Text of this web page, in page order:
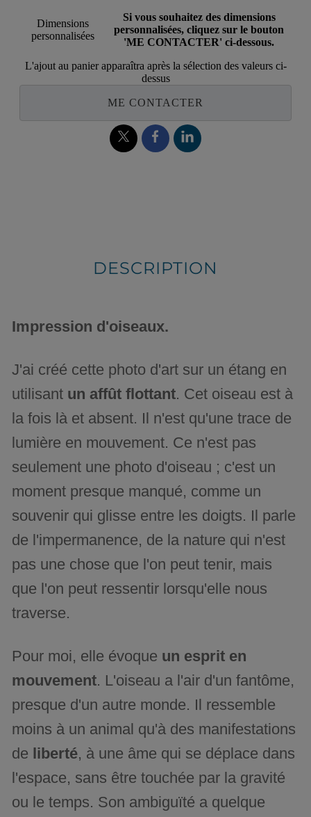
Dimensions
personnalisées
Si vous souhaitez des dimensions
personnalisées, cliquez sur le bouton
'ME CONTACTER' ci-dessous.
L'ajout au panier apparaîtra après la sélection des valeurs ci-
dessus
ME CONTACTER
DESCRIPTION
Impression d'oiseaux.
J'ai créé cette photo d'art sur un étang en
utilisant un affût flottant. Cet oiseau est à
la fois là et absent. Il n'est qu'une trace de
lumière en mouvement. Ce n'est pas
seulement une photo d'oiseau ; c'est un
moment presque manqué, comme un
souvenir qui glisse entre les doigts. Il parle
de l'impermanence, de la nature qui n'est
pas une chose que l'on peut tenir, mais
que l'on peut ressentir lorsqu'elle nous
traverse.
Pour moi, elle évoque un esprit en
mouvement. L'oiseau a l'air d'un fantôme,
presque d'un autre monde. Il ressemble
moins à un animal qu'à des manifestations
de liberté, à une âme qui se déplace dans
l'espace, sans être touchée par la gravité
ou le temps. Son ambiguïté a quelque